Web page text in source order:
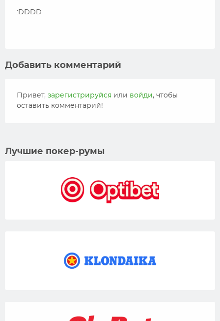
:DDDD
Добавить комментарий
Привет, зарегистрируйся или войди, чтобы
оставить комментарий!
Лучшие покер-румы